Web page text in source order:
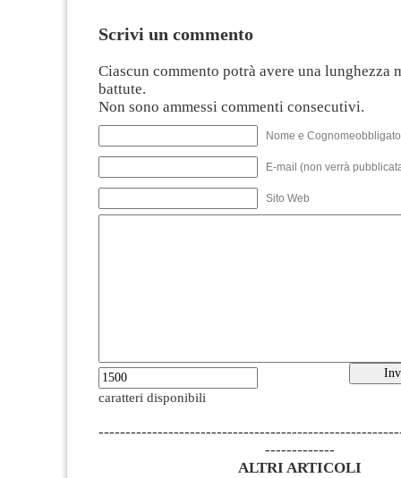
Scrivi un commento
Ciascun commento potrà avere una lunghezza
battute.
Non sono ammessi commenti consecutivi.
Nome e
E-mail (non verrà
Sito Web
caratteri disponibili
-------------
ALTRI ARTICOLI